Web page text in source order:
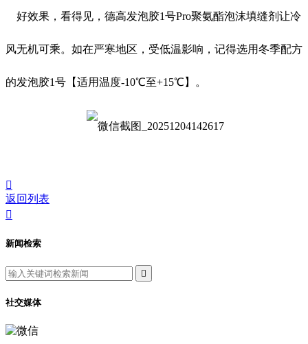
好效果，看得见，德高发泡胶1号Pro聚氨酯泡沫填缝剂让冷
风无机可乘。如在严寒地区，受低温影响，记得选用冬季配方
的发泡胶1号【适用温度-10℃至+15℃】。

返回列表

新闻检索

社交媒体